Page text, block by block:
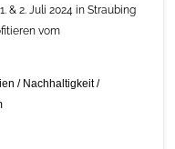
& 2. Juli 2024 in Straubing
vom
/ Nachhaltigkeit/